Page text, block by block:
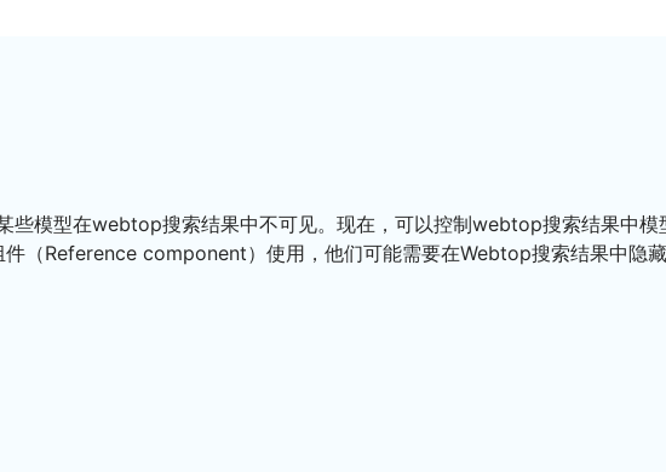
模型在webtop搜索结果中不可见。现在，可以控制webtop搜索结果中模
（Reference component）使用，他们可能需要在Webtop搜索结果中隐藏